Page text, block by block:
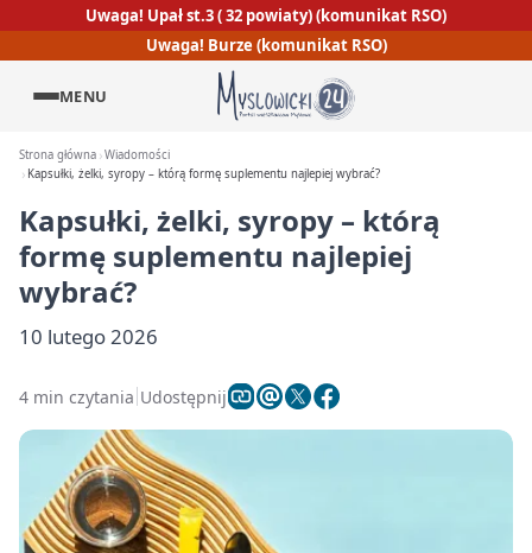
Uwaga! Upał st.3 ( 32 powiaty) (komunikat RSO)
Uwaga! Burze (komunikat RSO)
MENU
Strona główna Wiadomości
Kapsułki, żelki, syropy – którą formę suplementu najlepiej wybrać?
Kapsułki, żelki, syropy – którą
formę suplementu najlepiej
wybrać?
10 lutego 2026
4 min czytania Udostępnij